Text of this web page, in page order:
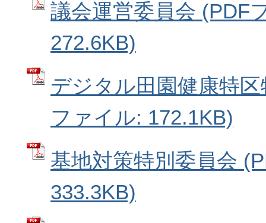
議会運営委員会 (PDF
272.6KB)
デジタル田園健康特
ファイル: 172.1KB)
基地対策特別委員会
333.3KB)